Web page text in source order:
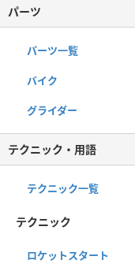
パーツ
パーツ一覧
バイク
グライダー
テクニック・用語
テクニック一覧
テクニック
ロケットスタート